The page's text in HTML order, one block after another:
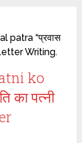
patra “प्रवास
Letter Writing.
ko
का पत्नी